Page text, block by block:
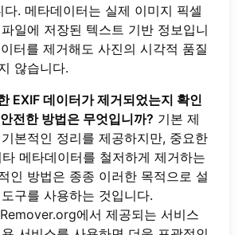
다. 메타데이터는 실제 이미지 픽셀
일에 저장된 텍스트 기반 정보입니
터를 제거해도 사진의 시각적 품질
않습니다.
EXIF 데이터가 제거되었는지 확인
전한 방법은 무엇입니까? 기본 제
본적인 정리를 제공하지만, 중요한
타 메타데이터를 철저하게 제거하는
인 방법은 종종 이러한 목적으로 설
구를 사용하는 것입니다.
에서 제공되는 서비스